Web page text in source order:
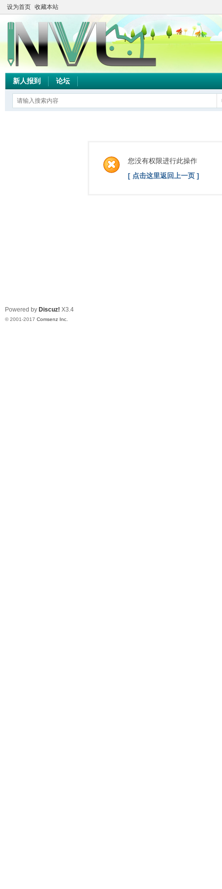
设为首页 收藏本站
新人报到 论坛
您没有权限进行此操作
[ 点击这里返回上一页 ]
Powered by Discuz! X3.4
© 2001-2017 Comsenz Inc.